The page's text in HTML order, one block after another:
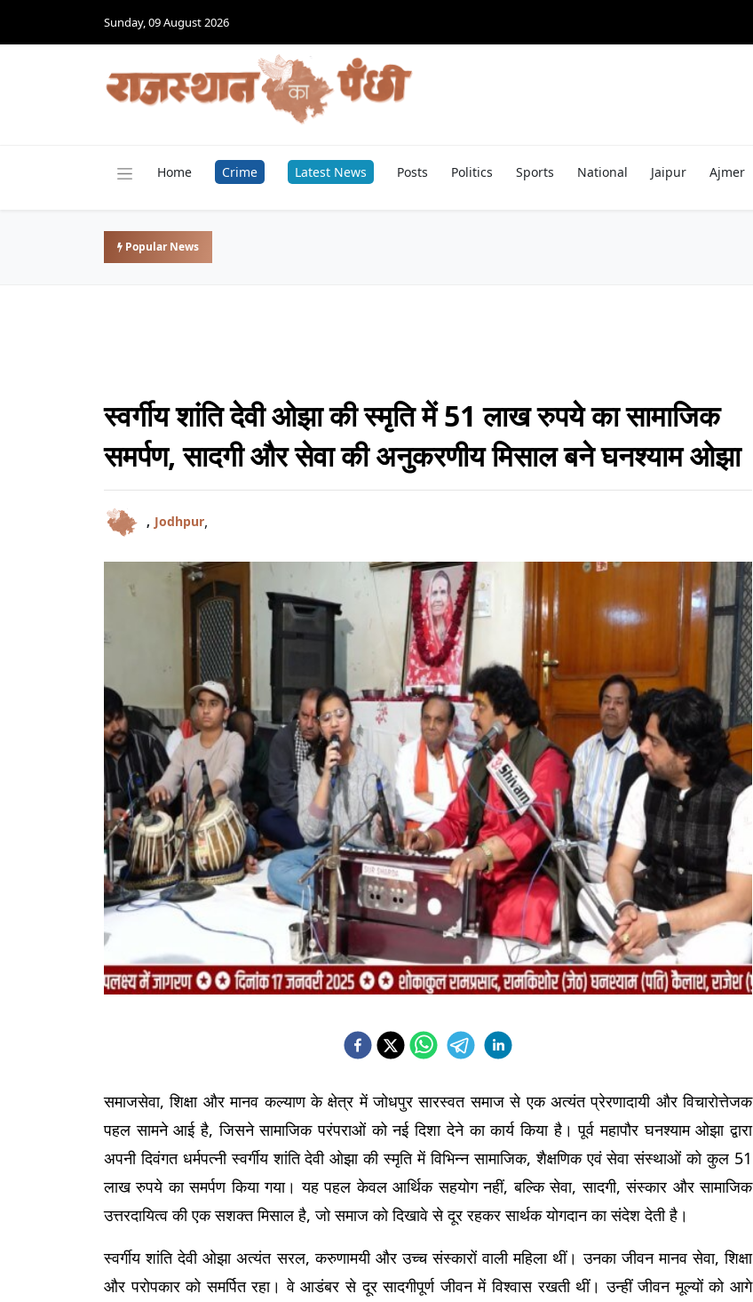
Sunday, 09 August 2026
Home Crime Latest News Posts Politics Sports National Jaipur Ajmer
Popular News
स्वर्गीय शांति देवी ओझा की स्मृति में 51 लाख रुपये का सामाजिक
समर्पण, सादगी और सेवा की अनुकरणीय मिसाल बने घनश्याम ओझा
, Jodhpur,
समाजसेवा, शिक्षा और मानव कल्याण के क्षेत्र में जोधपुर सारस्वत समाज से एक अत्यंत प्रेरणादायी और विचारोत्तेजक
पहल सामने आई है, जिसने सामाजिक परंपराओं को नई दिशा देने का कार्य किया है। पूर्व महापौर घनश्याम ओझा द्वारा
अपनी दिवंगत धर्मपत्नी स्वर्गीय शांति देवी ओझा की स्मृति में विभिन्न सामाजिक, शैक्षणिक एवं सेवा संस्थाओं को कुल 51
लाख रुपये का समर्पण किया गया। यह पहल केवल आर्थिक सहयोग नहीं, बल्कि सेवा, सादगी, संस्कार और सामाजिक
उत्तरदायित्व की एक सशक्त मिसाल है, जो समाज को दिखावे से दूर रहकर सार्थक योगदान का संदेश देती है।
स्वर्गीय शांति देवी ओझा अत्यंत सरल, करुणामयी और उच्च संस्कारों वाली महिला थीं। उनका जीवन मानव सेवा, शिक्षा
और परोपकार को समर्पित रहा। वे आडंबर से दूर सादगीपूर्ण जीवन में विश्वास रखती थीं। उन्हीं जीवन मूल्यों को आगे